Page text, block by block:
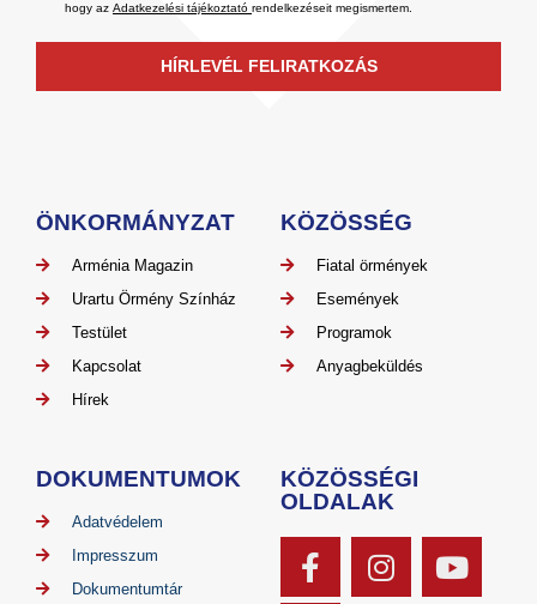
hogy az Adatkezelési tájékoztató rendelkezéseit megismertem.
HÍRLEVÉL FELIRATKOZÁS
ÖNKORMÁNYZAT
Arménia Magazin
Urartu Örmény Színház
Testület
Kapcsolat
Hírek
KÖZÖSSÉG
Fiatal örmények
Események
Programok
Anyagbeküldés
DOKUMENTUMOK
Adatvédelem
Impresszum
Dokumentumtár
KÖZÖSSÉGI
OLDALAK